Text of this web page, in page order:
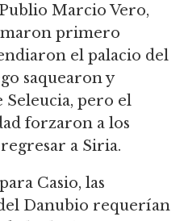
Marcio Vero,
primero
el palacio del
saquearon y
Seleucia, pero el
forzaron a los
a Siria.
Casio, las
Danubio requerían